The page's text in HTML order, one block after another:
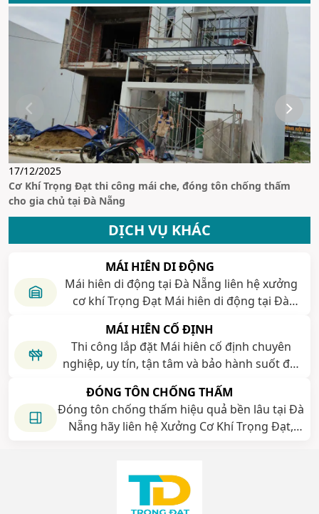
17/12/2025
Cơ Khí Trọng Đạt thi công mái che, đóng tôn chống thấm
cho gia chủ tại Đà Nẵng
DỊCH VỤ KHÁC
MÁI HIÊN DI ĐỘNG
Mái hiên di động tại Đà Nẵng liên hệ xưởng
cơ khí Trọng Đạt Mái hiên di động tại Đà
di động tại Đà Nẵng liên hệ xưởng cơ khí
Trọng Đạt
MÁI HIÊN CỐ ĐỊNH
Thi công lắp đặt Mái hiên cố định chuyên
nghiệp, uy tín, tận tâm và bảo hành suốt đời
nghiệp, uy tín, tận tâm và bảo hành suốt đời
ĐÓNG TÔN CHỐNG THẤM
Đóng tôn chống thấm hiệu quả bền lâu tại Đà
Nẵng hãy liên hệ Xưởng Cơ Khí Trọng Đạt,
tại Đà Nẵng